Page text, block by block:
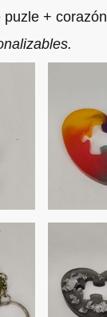
puzle + corazón